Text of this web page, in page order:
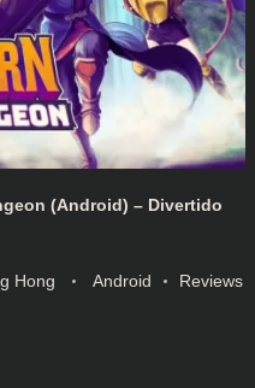
(Android) – Divertido
Hong Android Reviews